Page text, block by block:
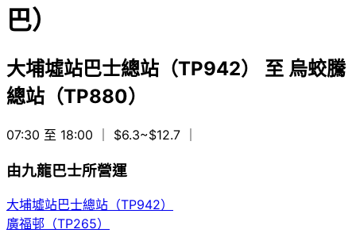
巴）
大埔墟站巴士總站（TP942） 至 烏蛟騰
總站（TP880）
07:30 至 18:00 ｜ $6.3~$12.7
由九龍巴士所營運
大埔墟站巴士總站（TP942）
廣福邨（TP265）